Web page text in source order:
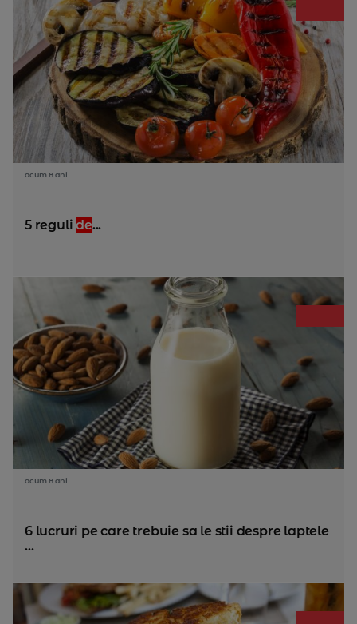
acum 8 ani
5 regulide...
acum 8 ani
6 lucruri pe care trebuie sa le stii despre laptele
...